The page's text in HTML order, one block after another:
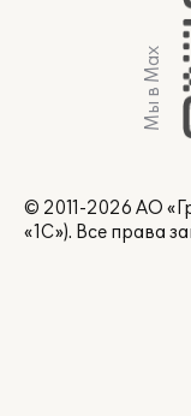
Мы в Max
© 2011-2026 АО
«1С»). Все права